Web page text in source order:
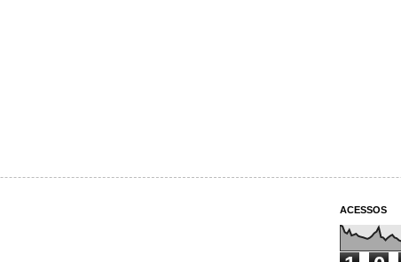
ACESSOS